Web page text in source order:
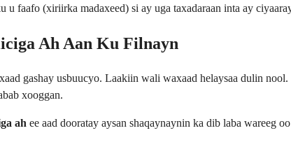
u faafo (xiriirka madaxeed) si ay uga taxadaraan inta ay
Ah Aan Ku Filnayn
gashay usbuucyo. Laakiin wali waxaad helaysaa dulin
xooggan.
ah ee aad dooratay aysan shaqaynaynin ka dib laba wareeg